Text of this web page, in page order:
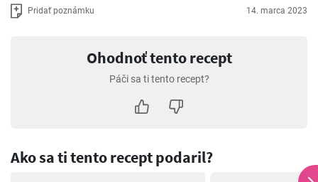
Pridať poznámku 14. marca 2023
Ohodnoť tento recept
Páči sa ti tento recept?
Ako sa ti tento recept podaril?